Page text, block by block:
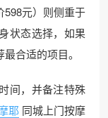
598元）则侧重于
状态选择，如果
合适的项目。
间，并备注特殊
耶 同城上门按摩